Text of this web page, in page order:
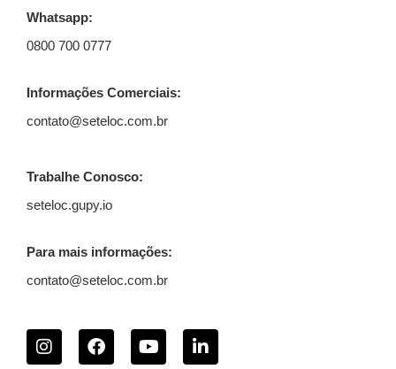
Whatsapp:
0800 700 0777
Informações Comerciais:
contato@seteloc.com.br
Trabalhe Conosco:
seteloc.gupy.io
Para mais informações:
contato@seteloc.com.br